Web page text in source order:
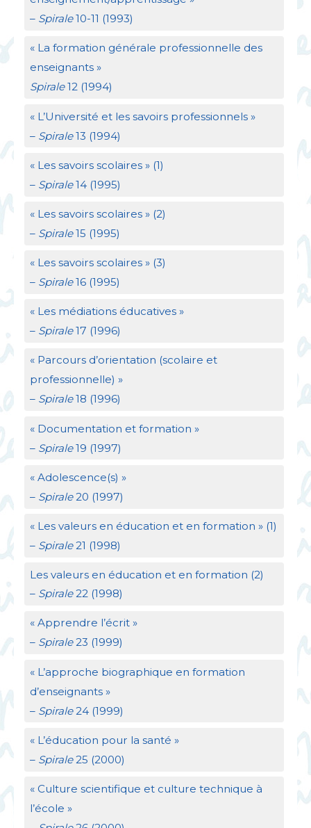
– Spirale10-11 (1993)
« La formation générale professionnelle des
enseignants »
Spirale12 (1994)
« L’Université et les savoirs professionnels »
– Spirale13 (1994)
« Les savoirs scolaires » (1)
– Spirale14 (1995)
« Les savoirs scolaires » (2)
– Spirale15 (1995)
« Les savoirs scolaires » (3)
– Spirale16 (1995)
« Les médiations éducatives »
– Spirale17 (1996)
« Parcours d’orientation (scolaire et
professionnelle) »
– Spirale18 (1996)
« Documentation et formation »
– Spirale19 (1997)
« Adolescence(s) »
– Spirale20 (1997)
« Les valeurs en éducation et en formation » (1)
– Spirale21 (1998)
Les valeurs en éducation et en formation (2)
–Spirale22 (1998)
« Apprendre l’écrit »
– Spirale23 (1999)
« L’approche biographique en formation
d’enseignants »
– Spirale24 (1999)
« L’éducation pour la santé »
– Spirale25 (2000)
« Culture scientifique et culture technique à
l’école »